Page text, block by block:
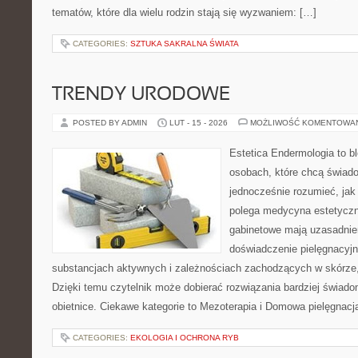
tematów, które dla wielu rodzin stają się wyzwaniem: […]
CATEGORIES: SZTUKA SAKRALNA ŚWIATA
TRENDY URODOWE
POSTED BY ADMIN LUT - 15 - 2026 MOŻLIWOŚĆ
Estetica Endermologia to
osobach, które chcą
jednocześnie rozumieć,
polega medycyna
gabinetowe mają
doświadczenie
substancjach aktywnych i zależnościach zachodzących w
Dzięki temu czytelnik może dobierać rozwiązania bardziej
obietnice. Ciekawe kategorie to Mezoterapia i Domowa
CATEGORIES: EKOLOGIA I OCHRONA RYB